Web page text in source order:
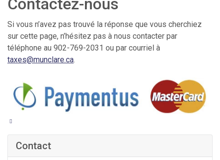
Contactez-nous
Si vous n’avez pas trouvé la réponse que vous cherchiez
sur cette page, n’hésitez pas à nous contacter par
téléphone au 902-769-2031 ou par courriel à
taxes@munclare.ca.
Contact